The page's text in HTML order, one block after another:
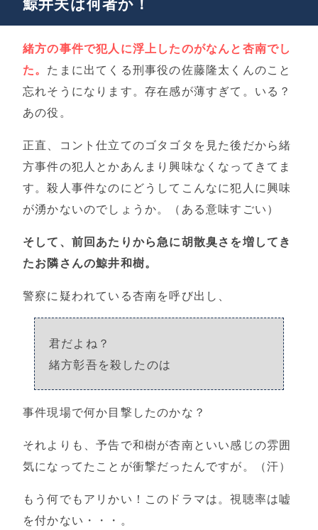
緒方の事件で犯人に浮上したのがなんと杏南でし
た。 たまに出てくる刑事役の佐藤隆太くんのこと
忘れそうになります。存在感が薄すぎて。いる？
あの役。
正直、コント仕立てのゴタゴタを見た後だから緒
方事件の犯人とかあんまり興味なくなってきてま
す。殺人事件なのにどうしてこんなに犯人に興味
が湧かないのでしょうか。（ある意味すごい）
そして、前回あたりから急に胡散臭さを増してき
たお隣さんの鯨井和樹。
警察に疑われている杏南を呼び出し、
君だよね？
緒方彰吾を殺したのは
事件現場で何か目撃したのかな？
それよりも、予告で和樹が杏南といい感じの雰囲
気になってたことが衝撃だったんですが。（汗）
もう何でもアリかい！このドラマは。視聴率は嘘
を付かない・・・。